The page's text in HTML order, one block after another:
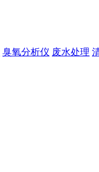
臭氧分析仪 废水处理